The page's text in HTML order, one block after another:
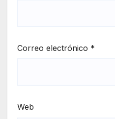
Correo electrónico *
Web